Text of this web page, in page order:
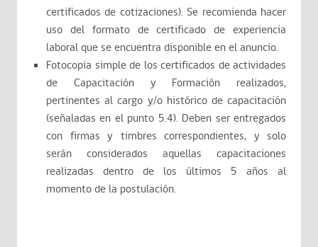
certificados de cotizaciones). Se recomienda hacer
uso del formato de certificado de experiencia
laboral que se encuentra disponible en el anuncio.
Fotocopia simple de los certificados de actividades
de Capacitación y Formación realizados,
pertinentes al cargo y/o histórico de capacitación
(señaladas en el punto 5.4). Deben ser entregados
con firmas y timbres correspondientes, y solo
serán considerados aquellas capacitaciones
realizadas dentro de los últimos 5 años al
momento de la postulación.